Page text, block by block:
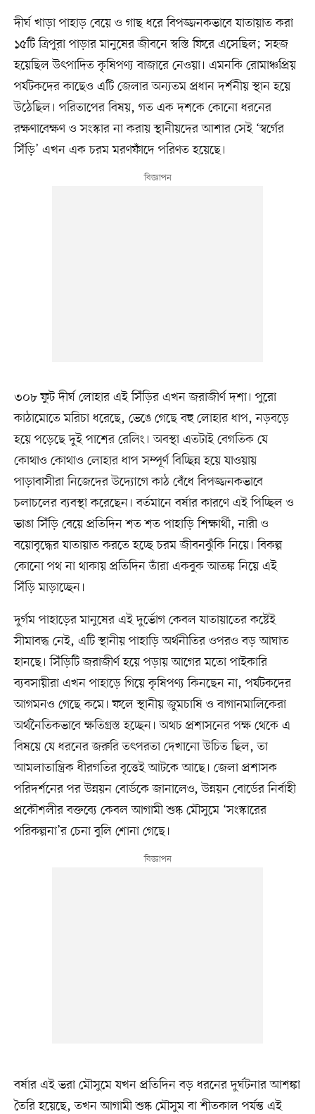
দীর্ঘ খাড়া পাহাড় বেয়ে ও গাছ ধরে বিপজ্জনকভাবে যাতায়াত করা
১৫টি ত্রিপুরা পাড়ার মানুষের জীবনে স্বস্তি ফিরে এসেছিল; সহজ
হয়েছিল উৎপাদিত কৃষিপণ্য বাজারে নেওয়া। এমনকি রোমাঞ্চপ্রিয়
পর্যটকদের কাছেও এটি জেলার অন্যতম প্রধান দর্শনীয় স্থান হয়ে
উঠেছিল। পরিতাপের বিষয়, গত এক দশকে কোনো ধরনের
রক্ষণাবেক্ষণ ও সংস্কার না করায় স্থানীয়দের আশার সেই ‘স্বর্গের
সিঁড়ি’ এখন এক চরম মরণফাঁদে পরিণত হয়েছে।
৩০৮ ফুট দীর্ঘ লোহার এই সিঁড়ির এখন জরাজীর্ণ দশা। পুরো
কাঠামোতে মরিচা ধরেছে, ভেঙে গেছে বহু লোহার ধাপ, নড়বড়ে
হয়ে পড়েছে দুই পাশের রেলিং। অবস্থা এতটাই বেগতিক যে
কোথাও কোথাও লোহার ধাপ সম্পূর্ণ বিচ্ছিন্ন হয়ে যাওয়ায়
পাড়াবাসীরা নিজেদের উদ্যোগে কাঠ বেঁধে বিপজ্জনকভাবে
চলাচলের ব্যবস্থা করেছেন। বর্তমানে বর্ষার কারণে এই পিচ্ছিল ও
ভাঙা সিঁড়ি বেয়ে প্রতিদিন শত শত পাহাড়ি শিক্ষার্থী, নারী ও
বয়োবৃদ্ধের যাতায়াত করতে হচ্ছে চরম জীবনঝুঁকি নিয়ে। বিকল্প
কোনো পথ না থাকায় প্রতিদিন তাঁরা একবুক আতঙ্ক নিয়ে এই
সিঁড়ি মাড়াচ্ছেন।
দুর্গম পাহাড়ের মানুষের এই দুর্ভোগ কেবল যাতায়াতের কষ্টেই
সীমাবদ্ধ নেই, এটি স্থানীয় পাহাড়ি অর্থনীতির ওপরও বড় আঘাত
হানছে। সিঁড়িটি জরাজীর্ণ হয়ে পড়ায় আগের মতো পাইকারি
ব্যবসায়ীরা এখন পাহাড়ে গিয়ে কৃষিপণ্য কিনছেন না, পর্যটকদের
আগমনও গেছে কমে। ফলে স্থানীয় জুমচাষি ও বাগানমালিকেরা
অর্থনৈতিকভাবে ক্ষতিগ্রস্ত হচ্ছেন। অথচ প্রশাসনের পক্ষ থেকে এ
বিষয়ে যে ধরনের জরুরি তৎপরতা দেখানো উচিত ছিল, তা
আমলাতান্ত্রিক ধীরগতির বৃত্তেই আটকে আছে। জেলা প্রশাসক
পরিদর্শনের পর উন্নয়ন বোর্ডকে জানালেও, উন্নয়ন বোর্ডের নির্বাহী
প্রকৌশলীর বক্তব্যে কেবল আগামী শুষ্ক মৌসুমে ‘সংস্কারের
পরিকল্পনা’র চেনা বুলি শোনা গেছে।
বর্ষার এই ভরা মৌসুমে যখন প্রতিদিন বড় ধরনের দুর্ঘটনার আশঙ্কা
তৈরি হয়েছে, তখন আগামী শুষ্ক মৌসুম বা শীতকাল পর্যন্ত এই